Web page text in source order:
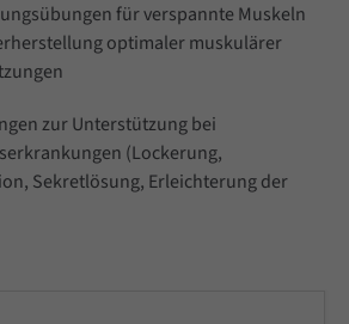
Donec quam felis, ultricies nec.
für verspannte Muskeln
optimaler muskulärer
zur Unterstützung bei
(Lockerung,
Sekretlösung, Erleichterung der